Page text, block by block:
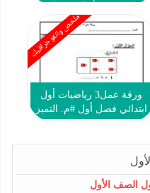
2022 2023
ملخص وانفوجرافيك
ورقة عمل3 رياضيات أول
ابتدائي فصل أول #م. التميز
الصف الأول